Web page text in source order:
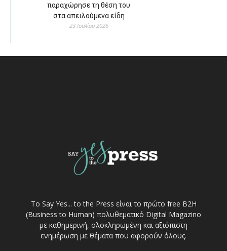
παραχώρησε τη θέση του
στα απειλούμενα είδη
23 Ιουλίου 2026
Το Say Yes... to the Press είναι το πρώτο free Β2Η
(Business to Human) πολυθεματικό Digital Magazino
με καθημερινή, ολοκληρωμένη και αξιόπιστη
ενημέρωση με θέματα που αφορούν όλους.